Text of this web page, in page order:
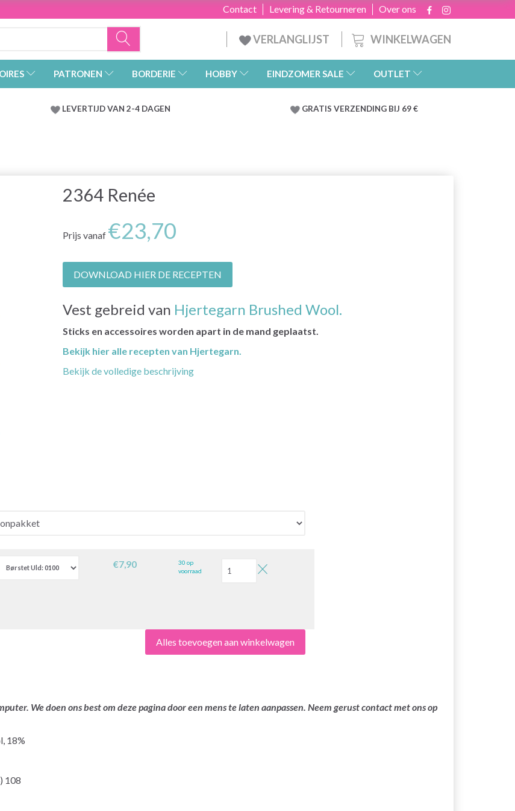
Over ons
Levering & Retourneren
Contact
WINKELWAGEN
VERLANGLIJST
PATRONEN BORDERIE HOBBY EINDZOMER SALE OUTLET
LEVERTIJD VAN 2-4 DAGEN GRATIS VERZENDING BIJ 69 €
2364 Renée
Prijs vanaf €23,70
DOWNLOAD HIER DE RECEPTEN
Vest gebreid van Hjertegarn Brushed Wool.
Sticks en accessoires worden apart in de mand geplaatst.
Bekijk hier alle recepten van Hjertegarn.
Bekijk de volledige beschrijving
€7,90
30 op
voorraad
Alles toevoegen aan winkelwagen
We doen ons best om deze pagina door een mens te laten aanpassen. Neem gerust contact met ons op
18%
108